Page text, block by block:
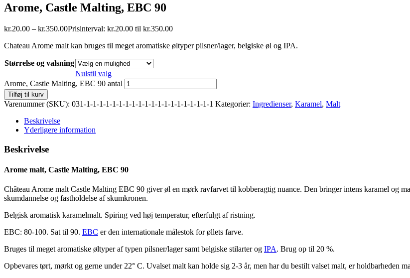
Arome, Castle Malting, EBC 90
kr.20.00 – kr.350.00Prisinterval: kr.20.00 til kr.350.00
Chateau Arome malt kan bruges til meget aromatiske øltyper pilsner/lager, belgiske øl og IPA.
Størrelse og valsning
Nulstil valg
Arome, Castle Malting, EBC 90 antal
Tilføj til kurv
Varenummer (SKU): 031-1-1-1-1-1-1-1-1-1-1-1-1-1-1-1-1-1-1-1-1 Kategorier: Ingredienser, Karamel, Malt
Beskrivelse
Yderligere information
Beskrivelse
Arome malt, Castle Malting, EBC 90
Château Arome malt Castle Malting EBC 90 giver øl en mørk ravfarvet til kobberagtig nuance. Den bringer intens karamel og
skumdannelse og fastholdelse af skumkronen.
Belgisk aromatisk karamelmalt. Spiring ved høj temperatur, efterfulgt af ristning.
EBC: 80-100. Sat til 90. EBC er den internationale målestok for øllets farve.
Bruges til meget aromatiske øltyper af typen pilsner/lager samt belgiske stilarter og IPA. Brug op til 20 %.
Opbevares tørt, mørkt og gerne under 22° C. Uvalset malt kan holde sig 2-3 år, men har du bestilt valset malt, er holdbarheden